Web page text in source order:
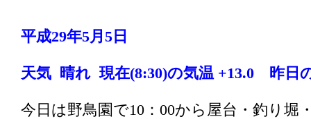
平成29年5月5日
天気 晴れ 現在(8:30)の気温 +13.0 昨日
今日は野鳥園で10：00から屋台・釣り